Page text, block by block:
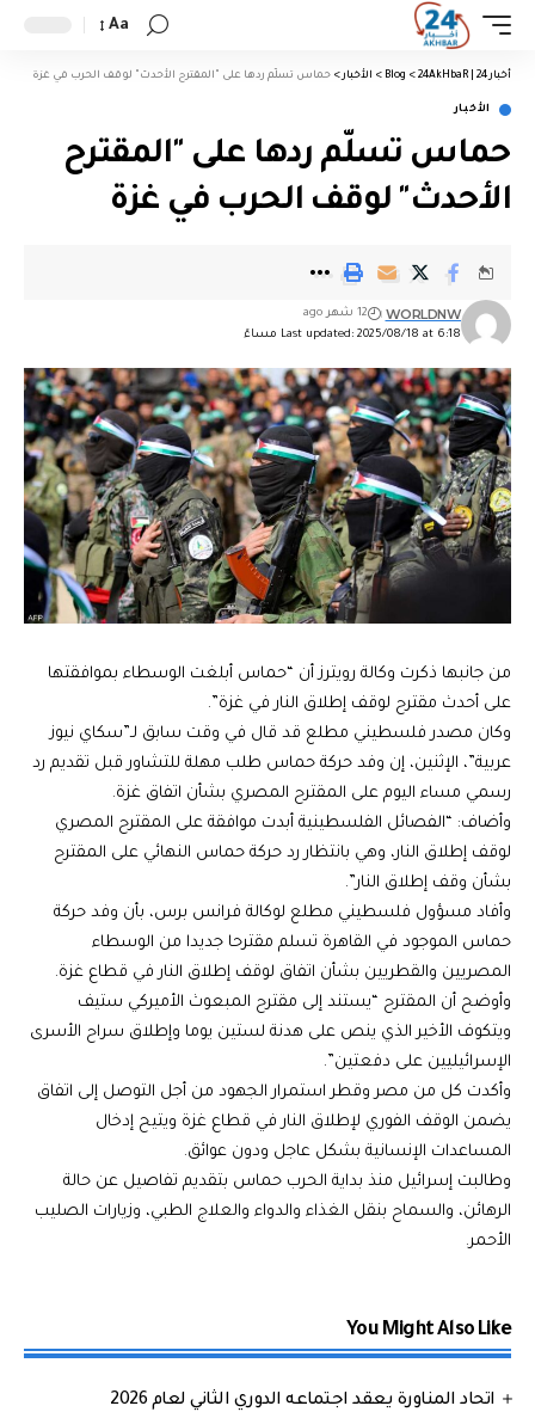
Aa
أخبار 24 | 24AkHbaR >
Blog
> الأخبار > حماس تسلّم ردها على "المقترح الأحدث" لوقف الحرب في غزة
الأخبار
حماس تسلّم ردها على "المقترح
الأحدث" لوقف الحرب في غزة
Last updated: 2025/08/18 at 6:18 مساءً
WORLDNW 12 شهر ago
من جانبها ذكرت وكالة رويترز أن “حماس أبلغت الوسطاء بموافقتها
على أحدث مقترح لوقف إطلاق النار في غزة”.
وكان مصدر فلسطيني مطلع قد قال في وقت سابق لـ”سكاي نيوز
عربية”، الإثنين، إن وفد حركة حماس طلب مهلة للتشاور قبل تقديم رد
رسمي مساء اليوم على المقترح المصري بشأن اتفاق غزة.
وأضاف: “الفصائل الفلسطينية أبدت موافقة على المقترح المصري
لوقف إطلاق النار، وهي بانتظار رد حركة حماس النهائي على المقترح
بشأن وقف إطلاق النار”.
وأفاد مسؤول فلسطيني مطلع لوكالة فرانس برس، بأن وفد حركة
حماس الموجود في القاهرة تسلم مقترحا جديدا من الوسطاء
المصريين والقطريين بشأن اتفاق لوقف إطلاق النار في قطاع غزة.
وأوضح أن المقترح “يستند إلى مقترح المبعوث الأميركي ستيف
ويتكوف الأخير الذي ينص على هدنة لستين يوما وإطلاق سراح الأسرى
الإسرائيليين على دفعتين”.
وأكدت كل من مصر وقطر استمرار الجهود من أجل التوصل إلى اتفاق
يضمن الوقف الفوري لإطلاق النار في قطاع غزة ويتيح إدخال
المساعدات الإنسانية بشكل عاجل ودون عوائق.
وطالبت إسرائيل منذ بداية الحرب حماس بتقديم تفاصيل عن حالة
الرهائن، والسماح بنقل الغذاء والدواء والعلاج الطبي، وزيارات الصليب
الأحمر.
You Might Also Like
اتحاد المناورة يعقد اجتماعه الدوري الثاني لعام 2026